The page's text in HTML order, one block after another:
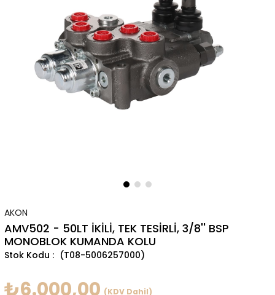
AKON
AMV502 - 50LT İKİLİ, TEK TESİRLİ, 3/8'' BSP
MONOBLOK KUMANDA KOLU
(T08-5006257000)
₺6.000,00 (KDV Dahil)